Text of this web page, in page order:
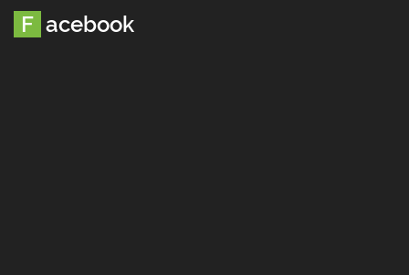
Facebook